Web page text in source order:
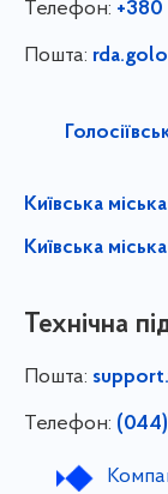
Телефон:
Пошта:
Київська
Київська
Технічна
Пошта:
Телефон: